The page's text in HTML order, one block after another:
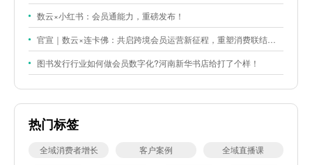
数云×小红书：会员通能力，重磅发布！
官宣｜数云×连卡佛：共启跨境会员运营新征程，重塑消费联结新体验
图书发行行业如何做会员数字化?河南新华书店给打了个样！
热门标签
全域消费者增长 客户案例
全域直播课